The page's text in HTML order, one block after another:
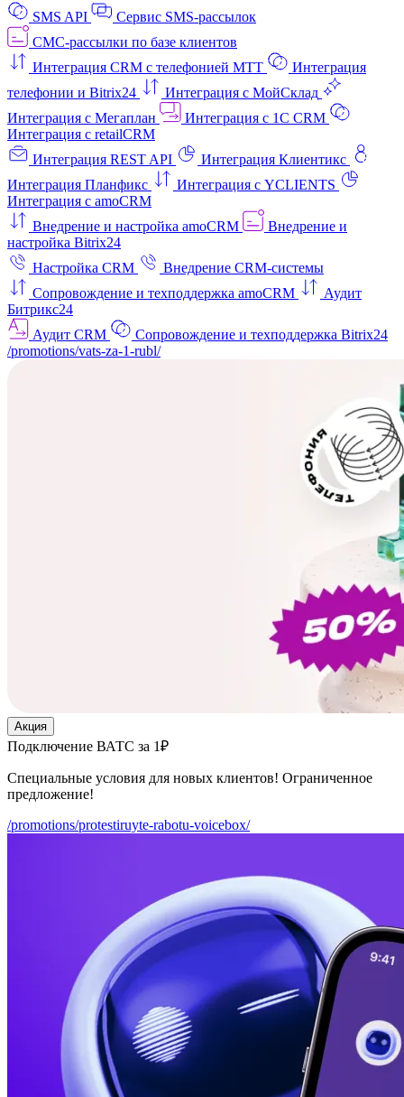
SMS API
Сервис SMS-рассылок
СМС-рассылки по базе клиентов
Интеграция CRM с телефонией МТТ
Интеграция
телефонии и Bitrix24
Интеграция с МойСклад
Интеграция с Мегаплан
Интеграция с 1C CRM
Интеграция с retailCRM
Интеграция REST API
Интеграция Клиентикс
Интеграция Планфикс
Интеграция с YCLIENTS
Интеграция с amoCRM
Внедрение и настройка amoCRM
Внедрение и
настройка Bitrix24
Настройка CRM
Внедрение CRM-системы
Сопровождение и техподдержка amoCRM
Аудит
Битрикс24
Аудит CRM
Сопровождение и техподдержка Bitrix24
/promotions/vats-za-1-rubl/
Акция
Подключение ВАТС за 1₽
Специальные условия для новых клиентов! Ограниченное
предложение!
/promotions/protestiruyte-rabotu-voicebox/